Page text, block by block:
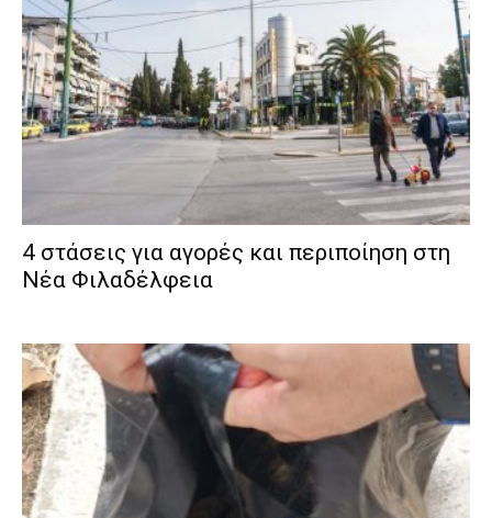
4 στάσεις για αγορές και περιποίηση στη
Νέα Φιλαδέλφεια